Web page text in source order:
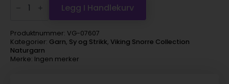
Snorre
Collection
Naturgarn
-
607
beige
antall
Legg I Handlekurv
Produktnummer: VG-07607
Kategorier: Garn, Sy og Strikk, Viking Snorre Collection
Naturgarn
Merke: Ingen merker